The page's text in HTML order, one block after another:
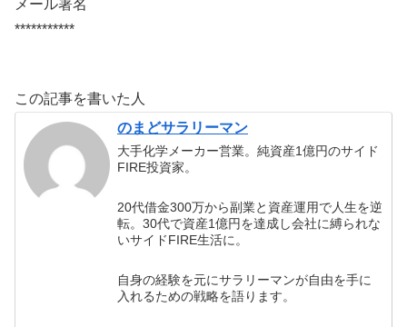
メール署名
***********
この記事を書いた人
のまどサラリーマン
大手化学メーカー営業。純資産1億円のサイド
FIRE投資家。
20代借金300万から副業と資産運用で人生を逆
転。30代で資産1億円を達成し会社に縛られな
いサイドFIRE生活に。
自身の経験を元にサラリーマンが自由を手に
入れるための戦略を語ります。